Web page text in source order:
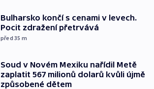
Bulharsko končí s cenami v levech.
Pocit zdražení přetrvává
před 35 m
Soud v Novém Mexiku nařídil Metě
zaplatit 567 milionů dolarů kvůli újmě
způsobené dětem